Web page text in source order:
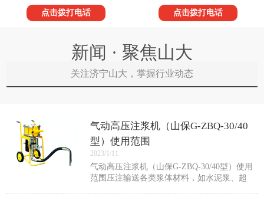
点击拨打电话
点击拨打电话
新闻 · 聚焦山大
关注济宁山大，掌握行业动态
气动高压注浆机（山保G-ZBQ-30/40
型）使用范围
2023/1/11
气动高压注浆机（山保G-ZBQ-30/40型）使用
范围压注输送各类浆体材料，如水泥浆、超